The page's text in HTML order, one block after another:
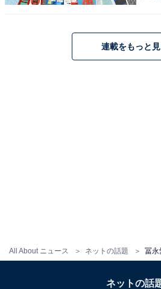
All About ニュース ネットの話題
連載をもっと
ネットの話